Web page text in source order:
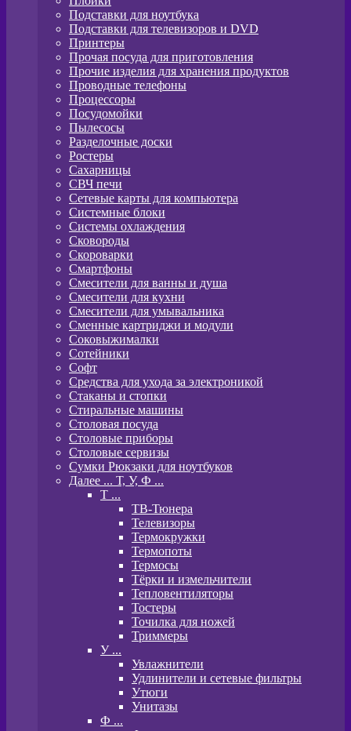
Подставки для ноутбука
Подставки для телевизоров и DVD
Принтеры
Прочая посуда для приготовления
Прочие изделия для хранения продуктов
Проводные телефоны
Процессоры
Посудомойки
Пылесосы
Разделочные доски
Ростеры
Сахарницы
СВЧ печи
Сетевые карты для компьютера
Системные блоки
Системы охлаждения
Сковороды
Скороварки
Смартфоны
Смесители для ванны и душа
Смесители для кухни
Смесители для умывальника
Сменные картриджи и модули
Соковыжималки
Сотейники
Софт
Средства для ухода за электроникой
Стаканы и стопки
Стиральные машины
Столовая посуда
Столовые приборы
Столовые сервизы
Сумки Рюкзаки для ноутбуков
Далее ... Т, У, Ф ...
T ...
ТВ-Тюнера
Телевизоры
Термокружки
Термопоты
Термосы
Тёрки и измельчители
Тепловентиляторы
Тостеры
Точилка для ножей
Триммеры
У ...
Увлажнители
Удлинители и сетевые фильтры
Утюги
Унитазы
Ф ...